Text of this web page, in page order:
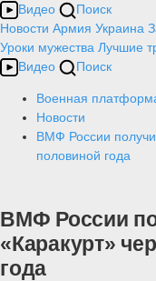
Видео
Поиск
Новости Армия Украина
Уроки мужества Лучшие
Видео
Поиск
Военная
Новости
ВМФ России
половиной года
ВМФ России
«Каракурт»
года